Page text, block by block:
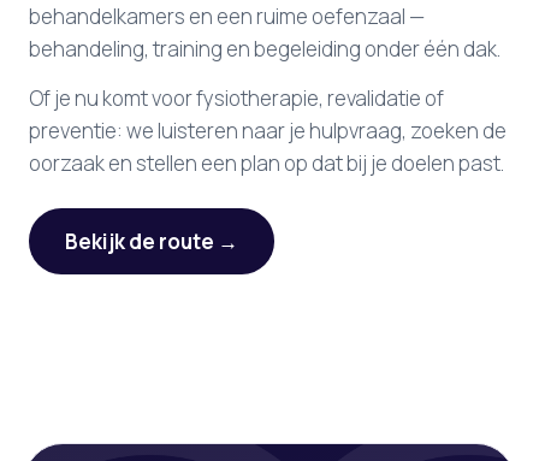
behandelkamers en een ruime oefenzaal —
behandeling, training en begeleiding onder één dak.
Of je nu komt voor fysiotherapie, revalidatie of
preventie: we luisteren naar je hulpvraag, zoeken de
oorzaak en stellen een plan op dat bij je doelen past.
Bekijk de route →